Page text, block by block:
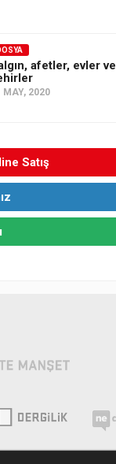
afetler, evler ve
MAY, 2020
Satış